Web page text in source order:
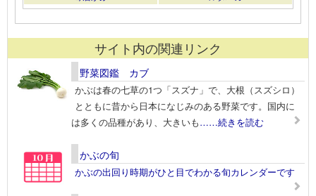
サイト内の関連リンク
野菜図鑑 カブ
かぶは春の七草の1つ「スズナ」で、大根（スズシロ）
とともに昔から日本になじみのある野菜です。国内に
は多くの品種があり、大きいも……続きを読む
かぶの旬
かぶの出回り時期がひと目でわかる旬カレンダーです